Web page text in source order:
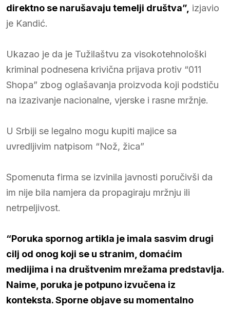
direktno se narušavaju temelji društva”, izjavio
je Kandić.
Ukazao je da je Tužilaštvu za visokotehnološki
kriminal podnesena krivična prijava protiv “011
Shopa” zbog oglašavanja proizvoda koji podstiču
na izazivanje nacionalne, vjerske i rasne mržnje.
U Srbiji se legalno mogu kupiti majice sa
uvredljivim natpisom “Nož, žica”
Spomenuta firma se izvinila javnosti poručivši da
im nije bila namjera da propagiraju mržnju ili
netrpeljivost.
“Poruka spornog artikla je imala sasvim drugi
cilj od onog koji se u stranim, domaćim
medijima i na društvenim mrežama predstavlja.
Naime, poruka je potpuno izvučena iz
konteksta. Sporne objave su momentalno